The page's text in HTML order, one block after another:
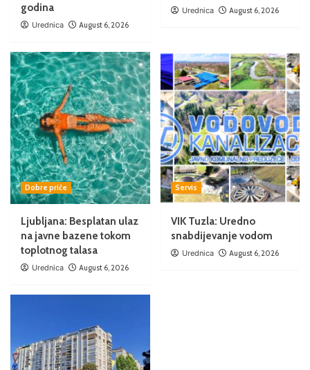
godina
Urednica August 6, 2026
Urednica August 6, 2026
Dobre priče
Ljubljana: Besplatan ulaz
na javne bazene tokom
toplotnog talasa
Urednica August 6, 2026
Servis
VIK Tuzla: Uredno
snabdijevanje vodom
Urednica August 6, 2026